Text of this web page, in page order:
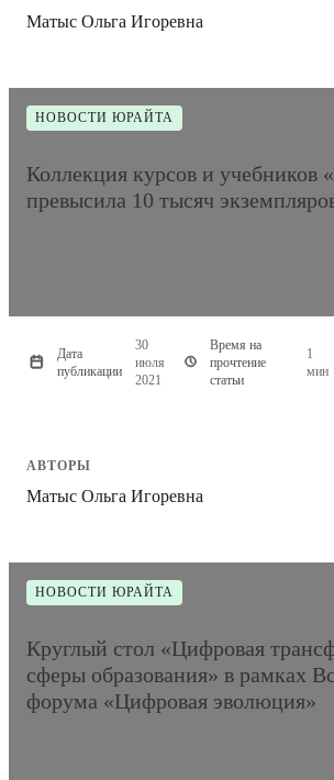
Матыс Ольга Игоревна
НОВОСТИ ЮРАЙТА
Коллекция курсов и учебников
превысила 10 тысяч
Дата
публикации
30
июля
2021
Время на
прочтение
статьи
1
мин
АВТОРЫ
Матыс Ольга Игоревна
НОВОСТИ ЮРАЙТА
Круглый стол «Цифровая
сферы образования» в рамках
форума «Цифровая эволюция»